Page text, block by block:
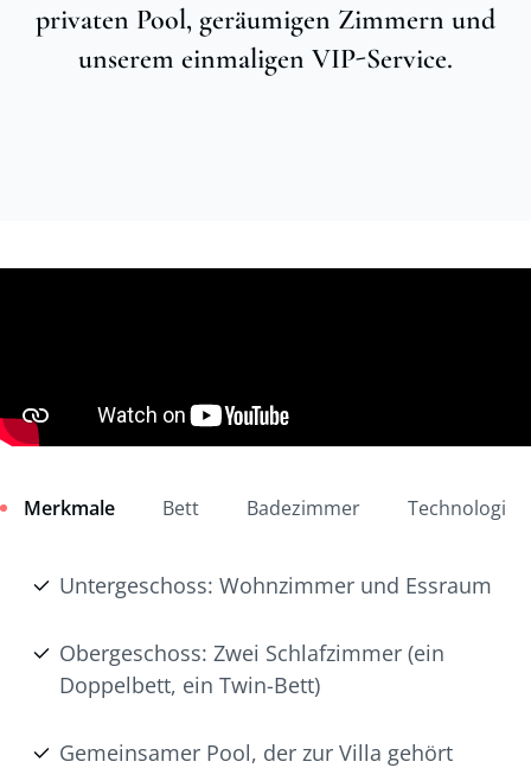
privaten Pool, geräumigen Zimmern und
unserem einmaligen VIP-Service.
Merkmale Bett Badezimmer Technologie
Untergeschoss: Wohnzimmer und Essraum
Obergeschoss: Zwei Schlafzimmer (ein
Doppelbett, ein Twin-Bett)
Gemeinsamer Pool, der zur Villa gehört